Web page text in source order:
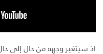
اذ سيتغير وجهه من حال إلى